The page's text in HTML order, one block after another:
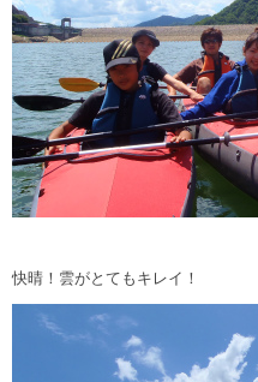
快晴！雲がとてもキレイ！